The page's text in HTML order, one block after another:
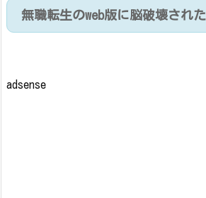
無職転生のweb版に脳破壊された
adsense